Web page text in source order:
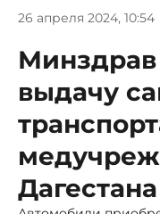
26 апреля 2024, 10:54
выдачу
Дагестана